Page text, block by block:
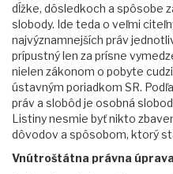
dĺžke, dôsledkoch a spôsobe
slobody. Ide teda o veľmi
najvýznamnejších práv
prípustný len za prísne
nielen zákonom o pobyte
ústavným poriadkom SR.
práv a slobôd je osobná
Listiny nesmie byť nikto
dôvodov a spôsobom, ktorý
Vnútroštátna právna